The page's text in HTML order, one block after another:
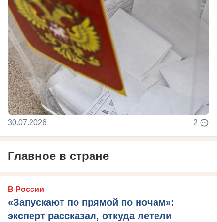
30.07.2026 2
Главное в стране
В России
«Запускают по прямой по ночам»:
эксперт рассказал, откуда летели